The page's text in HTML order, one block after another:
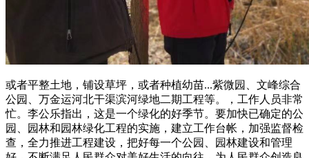
或者平整土地，铺设草坪，或者种植幼苗...紫微园、文峰综合
公园、万金运河北干渠滨河绿地二期工程等。，工作人员非常
忙。李公乐指出，这是一个绿化的好季节。要加快已确定的公
园、园林和园林绿化工程的实施，建立工作台帐，加强监督检
查，全力推进工程建设，把好每一个公园、园林建设和管理